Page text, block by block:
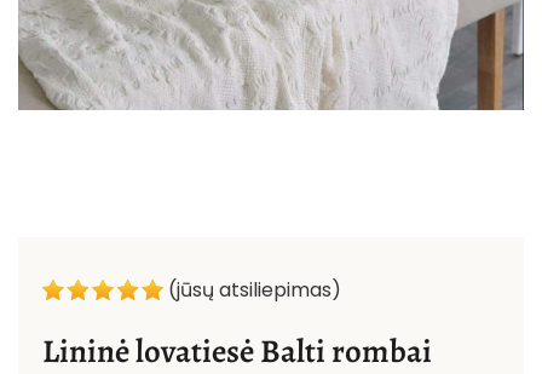
(jūsų atsiliepimas)
Lininė lovatiesė Balti rombai